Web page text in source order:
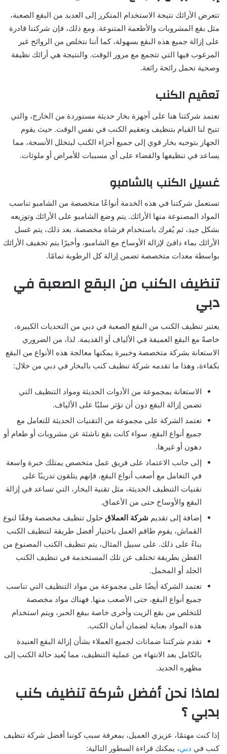
تتعرض الأرائك نتيجة الاستخدام المتكرر إلى العديد من البقع الصعبة،
مثل بقع المشروبات والأطعمة المتنوعة. ومع ذلك، فإن شركتنا قادرة
على إزالة جميع هذه البقع بسهولة، كما أننا نتخلص من الروائح غير
المرغوب فيها التي تتجمع مع مرور الوقت. والنتيجة هي أرائك نظيفة
وصحية تحمل رائحة رائعة.
تعقيم الكنب
تعتمد شركتنا هنا على أجهزة بخار حديثة مستوردة من الخارج، والتي
تتيح لنا القيام بتنظيف وتعقيم الكنب في نفس الوقت. حيث يقوم
الجهاز بتوجيه بخار قوي إلى جميع أجزاء الكنب ليتخلل الأنسجة، مما
يساعد في تنظيفها والقضاء على أي مسببات للأمراض أو ملوثات.
غسيل الكنب بالشامبو
تستعمل شركتنا في هذه الخدمة أنواعًا متخصصة من الشامبو تناسب
المواد المصنوعة منها الأرائك. يتم وضع الشامبو على الأرائك وتوزيعه
بشكل جيد، ثم يُفرك باستخدام فرشاة مخصصة. بعد ذلك، يتم غسل
الأرائك بماء دافئ لإزالة الأوساخ مع الشامبو، وأخيرًا يتم تجفيف الأرائك
بواسطة معدات متخصصة تضمن إزالة كل الرطوبة تمامًا.
تنظيف الكنب من البقع الصعبة في
دبي
يعتبر تنظيف الكنب من البقع الصعبة في دبي من التحديات الكبيرة،
خاصةً مع البقع العميقة في الألياف أو القديمة. لذا، من الضروري
الاستعانة بشركة متخصصة وخبيرة يمكنها معالجة هذه الأنواع من البقع
بكفاءة، وهذا ما تقدمه شركة تنظيف كنب بالبخار في دبي من خلال:
الاستعانة بمجموعة من الأدوات الحديثة ومواد التنظيف التي
تضمن إزالة البقع دون أن تؤثر سلبًا على الألياف.
تعتمد الشركة على مجموعة من التقنيات الحديثة للتعامل مع
جميع أنواع البقع، سواء كانت بقع ناشئة عن مشروبات أو طعام أو
دهون أو غيرها.
إلى جانب الاعتماد على فريق عمل متخصص يمتلك خبرة واسعة
في التعامل مع أصعب أنواع البقع، فإنهم يتلقون تدريبًا على
تقنيات التنظيف الحديثة، مثل تقنية البخار، التي تساعد في إزالة
البقع والأوساخ حتى من الأعماق.
إضافة إلى تقديم شركة العملاق حلول تنظيف مخصصة وفقًا لنوع
القماش، يقوم طاقم العمل باختيار أفضل طريقة لتنظيف الكنب
بناءً على ذلك. على سبيل المثال، يتم تنظيف الكنب المصنوع من
القطن بطريقة تختلف عن تلك المستخدمة في تنظيف الكنب
الجلد أو المخمل.
تعتمد الشركة أيضًا على مجموعة من مواد التنظيف التي تناسب
جميع أنواع البقع، حتى الأصعب منها. فهناك مواد مخصصة
للتخلص من بقع الزيت وأخرى خاصة ببقع الحبر، ويتم استخدام
هذه المواد بعناية لضمان أمان الكنب.
تقدم شركتنا ضمانات لجميع العملاء بشأن إزالة البقع العنيدة
بالكامل بعد الانتهاء من عملية التنظيف، مما يُعيد حالة الكنب إلى
مظهره الجديد.
لماذا نحن أفضل شركة تنظيف كنب
بدبي ؟
إذا كنت مهتمًا، عزيزي العميل، بمعرفة سبب كوننا أفضل شركة تنظيف
كنب في دبي، يمكنك قراءة السطور التالية: